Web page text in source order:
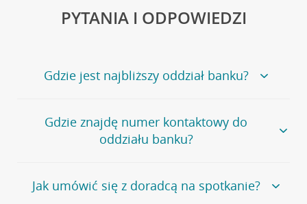
PYTANIA I ODPOWIEDZI
Gdzie jest najbliższy oddział banku?
Jeśli szukasz oddziału naszego banku, zapraszamy na
stronęPlacówki i bankomaty, na której znajduje się
wygodna wyszukiwarka.
oddziałów
Gdzie znajdę numer kontaktowy do
oddziału banku?
Bank Credit Agricole nie udostępnia ogólnego numeru
telefonu do placówki bankowej.
Jak umówić się z doradcą na spotkanie?